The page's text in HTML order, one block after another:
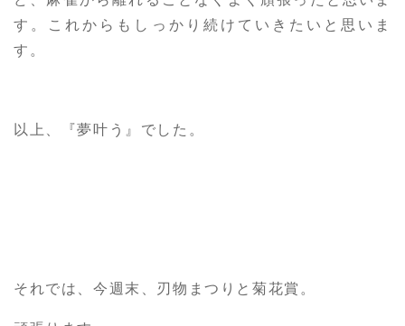
す。これからもしっかり続けていきたいと思いま
す。
以上、『夢叶う』でした。
それでは、今週末、刃物まつりと菊花賞。